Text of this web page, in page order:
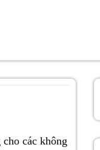
các không